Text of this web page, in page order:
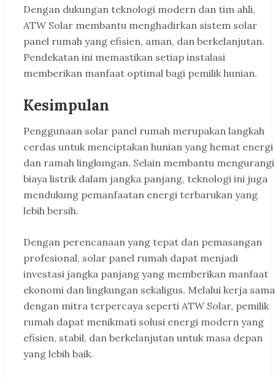
Dengan dukungan teknologi modern dan tim ahli,
ATW Solar membantu menghadirkan sistem solar
panel rumah yang efisien, aman, dan berkelanjutan.
Pendekatan ini memastikan setiap instalasi
memberikan manfaat optimal bagi pemilik hunian.
Kesimpulan
Penggunaan solar panel rumah merupakan langkah
cerdas untuk menciptakan hunian yang hemat energi
dan ramah lingkungan. Selain membantu mengurangi
biaya listrik dalam jangka panjang, teknologi ini juga
mendukung pemanfaatan energi terbarukan yang
lebih bersih.
Dengan perencanaan yang tepat dan pemasangan
profesional, solar panel rumah dapat menjadi
investasi jangka panjang yang memberikan manfaat
ekonomi dan lingkungan sekaligus. Melalui kerja sama
dengan mitra terpercaya seperti ATW Solar, pemilik
rumah dapat menikmati solusi energi modern yang
efisien, stabil, dan berkelanjutan untuk masa depan
yang lebih baik.